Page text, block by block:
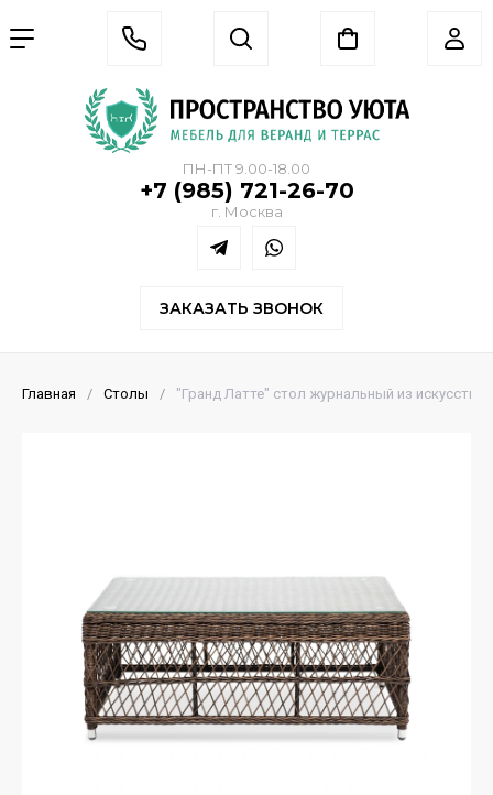
ПН-ПТ 9.00-18.00
+7 (985) 721-26-70
г. Москва
ЗАКАЗАТЬ ЗВОНОК
Главная / Столы / "Гранд Латте" стол журнальный из